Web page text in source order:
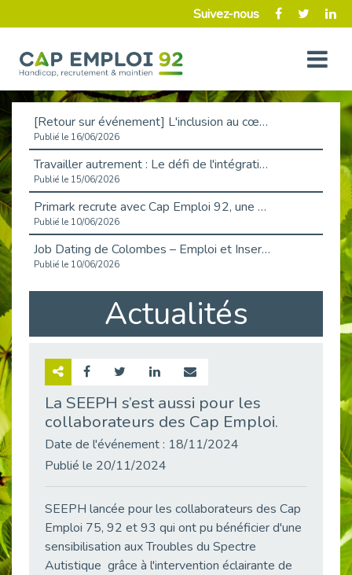
Suivez-nous
[Retour sur événement] L'inclusion au cœur de la Place de l'Emploi à La Défense !
Publié le 16/06/2026
Travailler autrement : Le défi de l'intégration des maladies chroniques en entreprise
Publié le 15/06/2026
Primark recrute avec Cap Emploi 92, une matinée couronnée de succès !
Publié le 10/06/2026
Job Dating de Colombes – Emploi et Insertion
Publié le 10/06/2026
Aborder l'entretien et la situation de handicap en toute confiance
Publié le 09/06/2026
Retour sur l’atelier « Optimiser sa recherche d’emploi »
Emploi & Handicap : Hachette Livre et Cap emploi 92 renforcent leur collaboration
« Confiance en soi et acceptation du handicap » : un levier puissant vers l’emploi
Publié le 21/05/2026
Actualités
La SEEPH s’est aussi pour les
collaborateurs des Cap Emploi.
Date de l'événement : 18/11/2024
Publié le 20/11/2024
SEEPH lancée pour les collaborateurs des Cap
Emploi 75, 92 et 93 qui ont pu bénéficier d'une
sensibilisation aux Troubles du Spectre
Autistique grâce à l'intervention éclairante de